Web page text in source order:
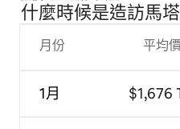
什麼時候是造訪馬
月份
1月
平均
$1,676